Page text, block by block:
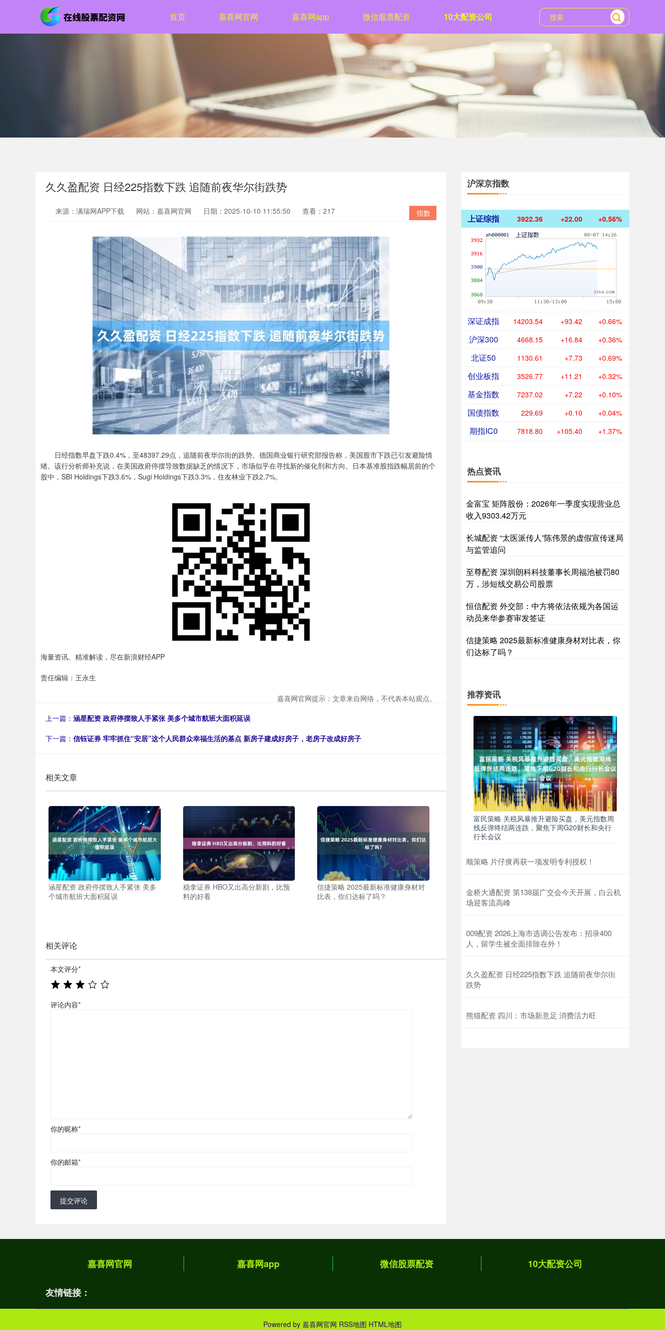
首页 嘉喜网官网 嘉喜网app 微信股票配资 10大配资公司
久久盈配资 日经225指数下跌 追随前夜华尔街跌势
指数
来源：满瑞网APP下载 网站：嘉喜网官网 日期：2025-10-10 11:55:50 查看：217
日经指数早盘下跌0.4%，至48397.29点，追随前夜华尔街的跌势。德国商业银行研究部报告称，美国股市下跌已引发避险情
绪。该行分析师补充说，在美国政府停摆导致数据缺乏的情况下，市场似乎在寻找新的催化剂和方向。日本基准股指跌幅居前的个
股中，SBI Holdings下跌3.6%，Sugi Holdings下跌3.3%，住友林业下跌2.7%。
海量资讯、精准解读，尽在新浪财经APP
责任编辑：王永生
嘉喜网官网提示：文章来自网络，不代表本站观点。
上一篇： 涵星配资 政府停摆致人手紧张 美多个城市航班大面积延误
下一篇： 信钰证券 牢牢抓住“安居”这个人民群众幸福生活的基点 新房子建成好房子，老房子改成好房子
相关文章
涵星配资 政府停摆致人手紧张 美多
个城市航班大面积延误
稳拿证券 HBO又出高分新剧，比预
料的好看
信捷策略 2025最新标准健康身材对
比表，你们达标了吗？
相关评论
本文评分*
评论内容*
你的昵称*
你的邮箱*
提交评论
沪深京指数
上证综指 3922.39 +22.04 +0.57%
深证成指 14201.89 +91.77 +0.65%
沪深300 4668.07 +16.76 +0.36%
北证50 1130.50 +7.62 +0.68%
创业板指 3526.33 +10.77 +0.31%
基金指数 7236.99 +7.19 +0.10%
国债指数 229.69 +0.10 +0.04%
期指IC0 7820.00 +106.60 +1.38%
热点资讯
金富宝 矩阵股份：2026年一季度实现营业总
收入9303.42万元
长城配资 “太医派传人”陈伟景的虚假宣传迷局
与监管追问
至尊配资 深圳朗科科技董事长周福池被罚80
万，涉短线交易公司股票
恒信配资 外交部：中方将依法依规为各国运
动员来华参赛审发签证
信捷策略 2025最新标准健康身材对比表，你
们达标了吗？
推荐资讯
富民策略 关税风暴推升避险买盘，美元指数周
线反弹终结两连跌，聚焦下周G20财长和央行
行长会议
顺策略 片仔癀再获一项发明专利授权！
金桥大通配资 第138届广交会今天开展，白云机
场迎客流高峰
009配资 2026上海市选调公告发布：招录400
人，留学生被全面排除在外！
久久盈配资 日经225指数下跌 追随前夜华尔街
跌势
熊猫配资 四川：市场新意足 消费活力旺
嘉喜网官网 嘉喜网app 微信股票配资 10大配资公司
友情链接：
Powered by 嘉喜网官网 RSS地图 HTML地图